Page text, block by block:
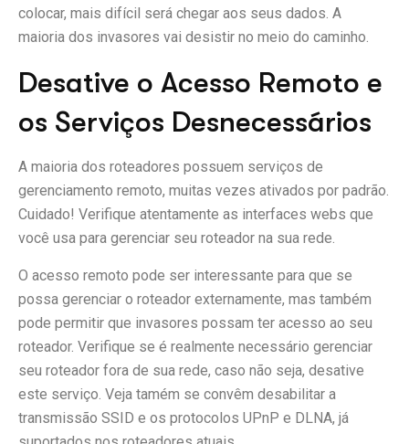
colocar, mais difícil será chegar aos seus dados. A
maioria dos invasores vai desistir no meio do caminho.
Desative o Acesso Remoto e
os Serviços Desnecessários
A maioria dos roteadores possuem serviços de
gerenciamento remoto, muitas vezes ativados por padrão.
Cuidado! Verifique atentamente as interfaces webs que
você usa para gerenciar seu roteador na sua rede.
O acesso remoto pode ser interessante para que se
possa gerenciar o roteador externamente, mas também
pode permitir que invasores possam ter acesso ao seu
roteador. Verifique se é realmente necessário gerenciar
seu roteador fora de sua rede, caso não seja, desative
este serviço. Veja tamém se convêm desabilitar a
transmissão SSID e os protocolos UPnP e DLNA, já